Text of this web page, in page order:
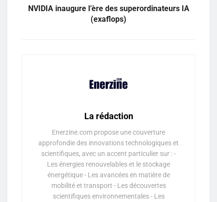
NVIDIA inaugure l’ère des superordinateurs IA
(exaflops)
La rédaction
Enerzine.com propose une couverture
approfondie des innovations technologiques et
scientifiques, avec un accent particulier sur : -
Les énergies renouvelables et le stockage
énergétique - Les avancées en matière de
mobilité et transport - Les découvertes
scientifiques environnementales - Les